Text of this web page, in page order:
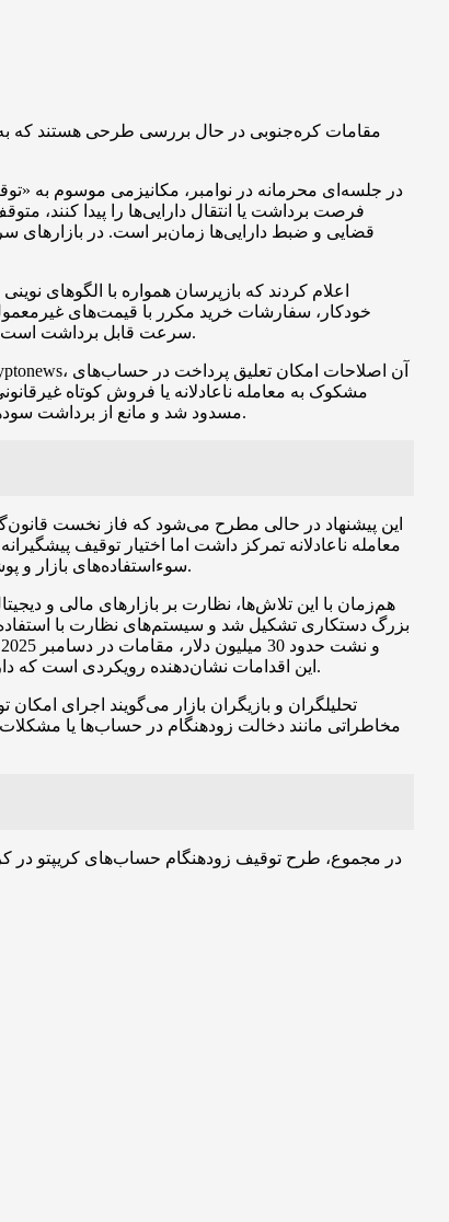
مقامات کره‌جنوبی در حال بررسی طرحی هستند که به
فرصت برداشت یا انتقال دارایی‌ها را پیدا کنند،
قضایی و ضبط دارایی‌ها زمان‌بر است. در بازارهای
سرعت قابل برداشت است. به همین دلیل مسئولان معتقدند امکان مسدودسازی زودهنگام حساب‌ها می‌تواند مانع از تبدیل این سودهای غیرقانونی به وجوه قابل‌دسترس شود.
مسدود شد و مانع از برداشت سودهای محقق‌شده و محقق‌نشده شد. مقامات در آن پرونده تخمین زدند که حدود 40 میلیارد وون سود تولید شده که نیمی از آن هنوز فروخته نشده بود.
معامله ناعادلانه تمرکز داشت اما اختیار توقیف
سوءاستفاده‌های بازار و پوشش خلأهای اجرایی را بررسی کند و برخی اعضای کمیسیون پیشنهاد کرده‌اند ابزار توقیف پرداخت برای دارایی‌های مجازی در این فاز گنجانده شود.
بزرگ دستکاری تشکیل شد و سیستم‌های نظارت با
رخنه امنیتی یا اختلال سیستم جبران شوند. به نقل از Cryptonews، این اقدامات نشان‌دهنده رویکردی است که دارایی‌های دیجیتال را جدی‌تر از گذشته و در سطح محصولات مالی سنتی می‌گیرد.
تحلیلگران و بازیگران بازار می‌گویند اجرای
مخاطراتی مانند دخالت زودهنگام در حساب‌ها یا
در مجموع، طرح توقیف زودهنگام حساب‌های کریپتو در